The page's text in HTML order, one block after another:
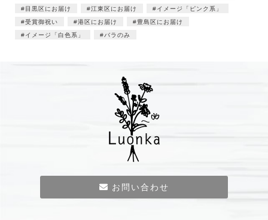
目黒区にお届け
江東区にお届け
イメージ「ピンク系」
受賞御祝い
港区にお届け
豊島区にお届け
イメージ「白色系」
バラのみ
お問い合わせ